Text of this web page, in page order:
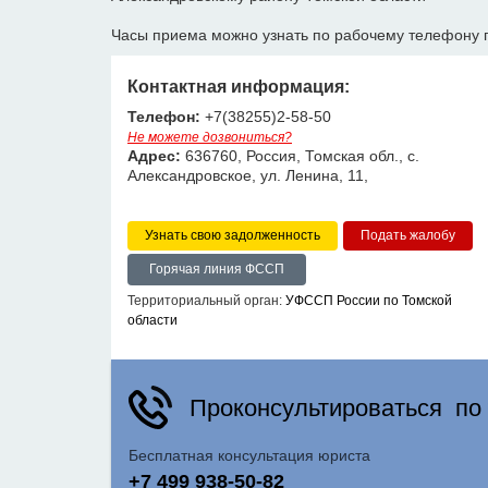
Часы приема можно узнать по рабочему телефону
Контактная информация:
Телефон: +7(38255)2-58-50
Не можете дозвониться?
Адрес: 636760, Россия, Томская обл., с.
Александровское, ул. Ленина, 11,
Узнать свою задолженность
Горячая линия ФССП
Территориальный орган: УФССП России по Томской
области